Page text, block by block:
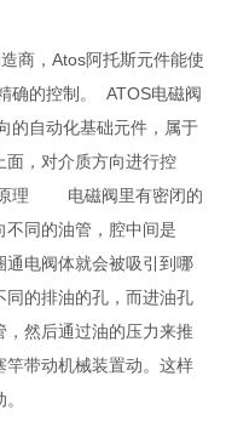
商，Atos阿托斯元件能使
确的控制。 ATOS电磁阀
的自动化基础元件，属于
面，对介质方向进行控
原理 电磁阀里有密闭的
不同的油管，腔中间是
通电阀体就会被吸引到哪
同的排油的孔，而进油孔
然后通过油的压力来推
竿带动机械装置动。这样